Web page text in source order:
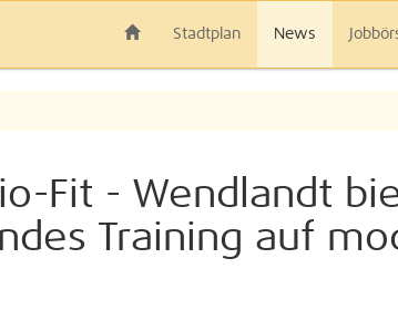
Stadtplan News
Fit - Wendlandt
Training auf